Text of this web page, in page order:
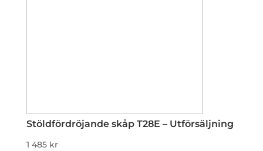
Stöldfördröjande skåp T28E – Utförsäljning
1 485 kr